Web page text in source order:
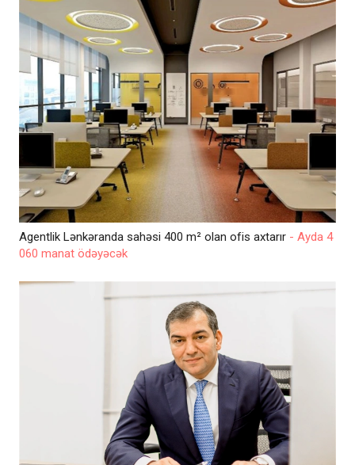
Agentlik Lənkəranda sahəsi 400 m² olan ofis axtarır - Ayda 4
060 manat ödəyəcək